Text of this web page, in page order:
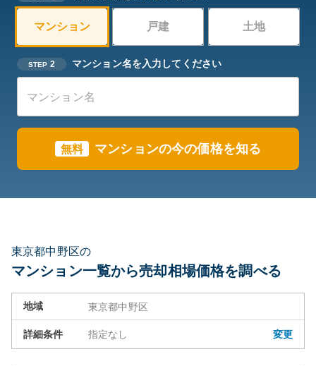
マンション 戸建 土地
STEP 2 マンション名を入力してください
無料 マンションの今の価格を知る
東京都中野区の
マンション一覧から売却相場価格を調べる
地域 東京都中野区
詳細条件 指定なし 変更